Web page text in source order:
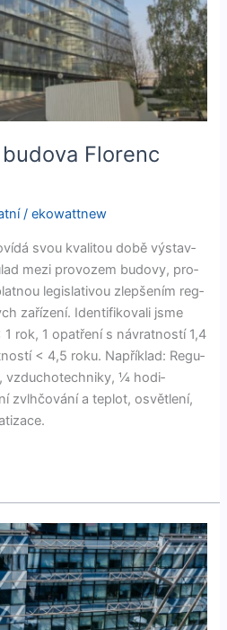
Florenc
/ekowattnew
svou kval­i­tou době výs­tav­
mezi provozem budovy, pro­
leg­isla­tivou zlepšením reg­
zařízení. Iden­ti­fiko­vali jsme
rok, 1 opatření s návrat­nos­tí 1,4
< 4,5 roku. Napřík­lad: Reg­u­
vzdu­chotech­niky, ¼ hodi­
zvl­hčování a teplot, osvětlení,